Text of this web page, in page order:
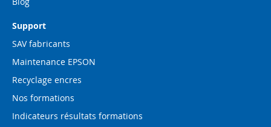
Support
SAV fabricants
Maintenance EPSON
Recyclage encres
Nos formations
Indicateurs résultats formations